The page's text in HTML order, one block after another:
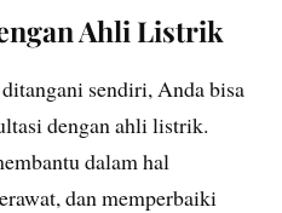
Ahli Listrik
sendiri, Anda bisa
dengan ahli listrik.
dalam hal
dan memperbaiki